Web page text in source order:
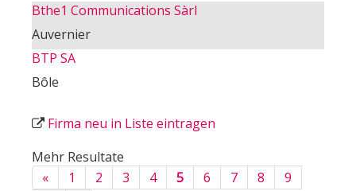
Bthe1 Communications Sàrl
Auvernier
BTP SA
Bôle
Firma neu in Liste eintragen
Mehr Resultate
«
1 2 3 4 5 6 7 8
9